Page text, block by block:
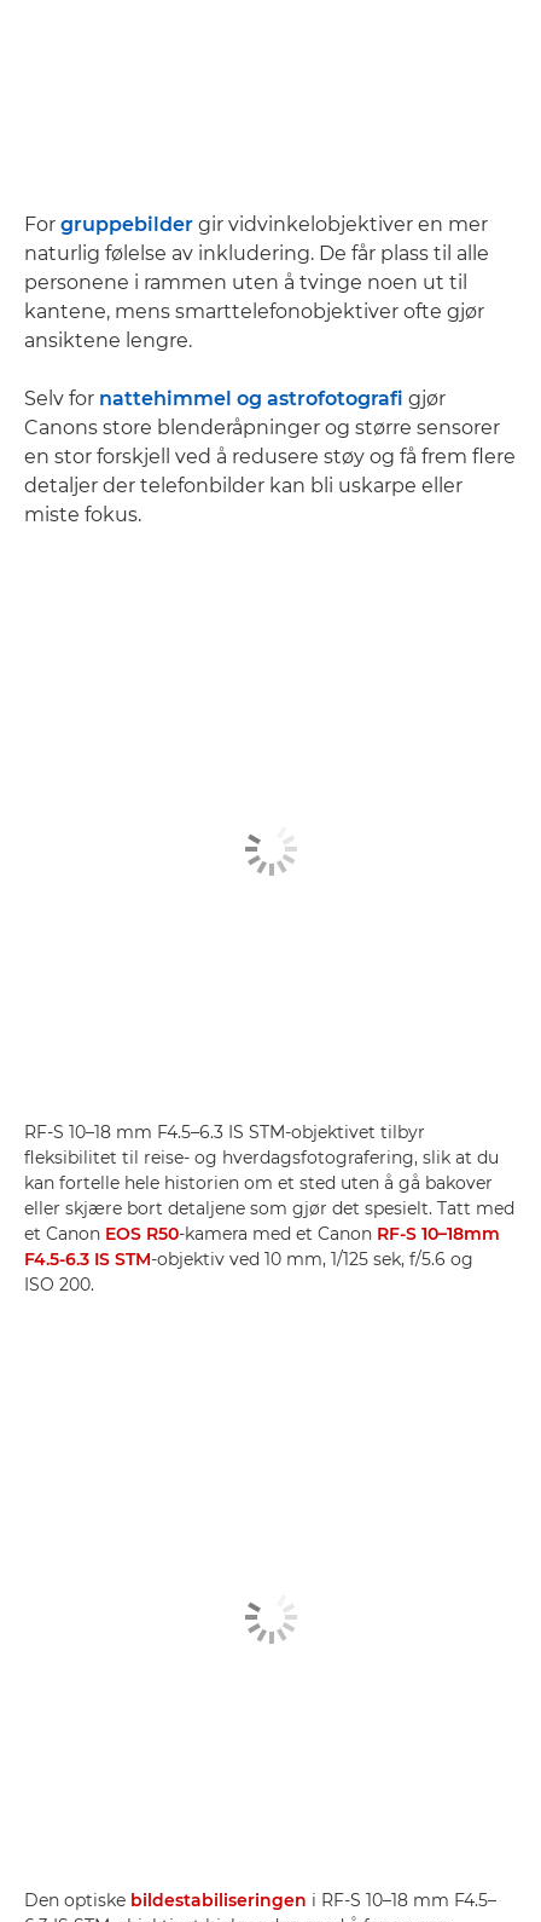
For gruppebilder gir vidvinkelobjektiver en mer
naturlig følelse av inkludering. De får plass til alle
personene i rammen uten å tvinge noen ut til
kantene, mens smarttelefonobjektiver ofte gjør
ansiktene lengre.
Selv for nattehimmel og astrofotografi gjør
Canons store blenderåpninger og større sensorer
en stor forskjell ved å redusere støy og få frem flere
detaljer der telefonbilder kan bli uskarpe eller
miste fokus.
RF-S 10–18 mm F4.5–6.3 IS STM-objektivet tilbyr
fleksibilitet til reise- og hverdagsfotografering, slik at du
kan fortelle hele historien om et sted uten å gå bakover
eller skjære bort detaljene som gjør det spesielt. Tatt med
et Canon EOS R50-kamera med et Canon RF-S 10–18mm
F4.5-6.3 IS STM-objektiv ved 10 mm, 1/125 sek, f/5.6 og
ISO 200.
Den optiske bildestabiliseringen i RF-S 10–18 mm F4.5–